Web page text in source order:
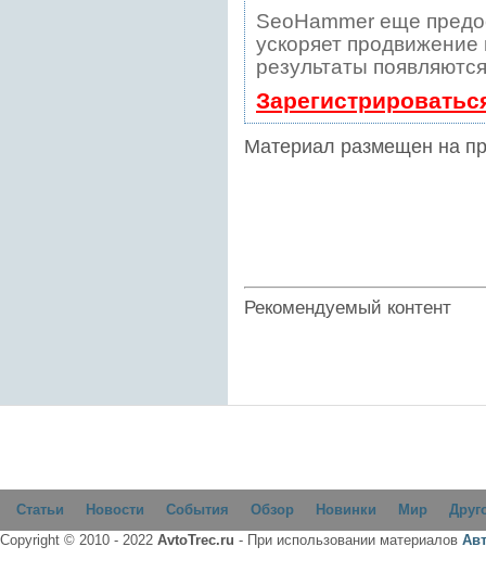
SeoHammer еще
ускоряет
результаты
Материал размещен на
Рекомендуемый контент
Статьи Новости События Обзор Новинки Мир
Copyright © 2010 - 2022 AvtoTrec.ru - При использовании материалов